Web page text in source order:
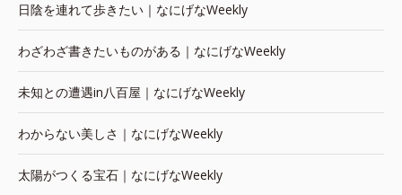
日陰を連れて歩きたい｜なにげなWeekly
わざわざ書きたいものがある｜なにげなWeekly
未知との遭遇in八百屋｜なにげなWeekly
わからない美しさ｜なにげなWeekly
太陽がつくる宝石｜なにげなWeekly